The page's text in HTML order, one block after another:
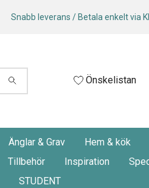
Snabb leverans / Betala enkelt via
Önskelistan
Änglar & Grav Hem & kök
Tillbehör
Inspiration
STUDENT